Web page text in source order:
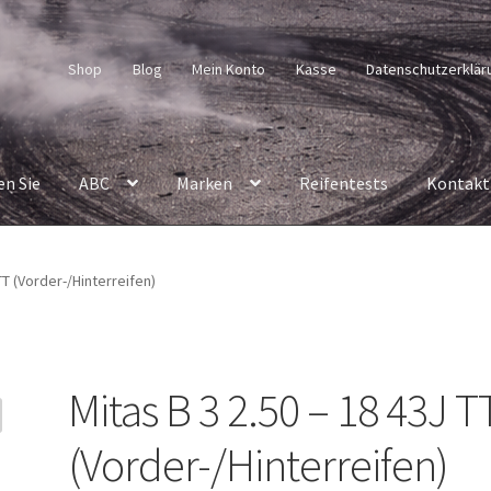
Shop Blog Mein Konto Kasse
Sie ABC Marken Reifentests Kontakt
(Vorder-/Hinterreifen)
Mitas B 3 2.50 – 18 43J
(Vorder-/Hinterreifen)